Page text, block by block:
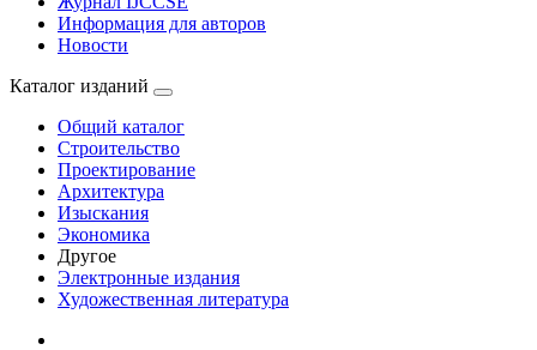
Информация для авторов
Новости
Каталог изданий
Общий каталог
Строительство
Проектирование
Архитектура
Изыскания
Экономика
Другое
Электронные издания
Художественная литература